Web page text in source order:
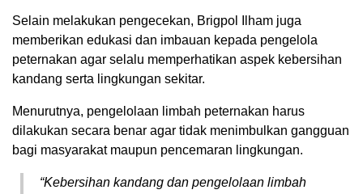
Selain melakukan pengecekan, Brigpol Ilham juga
memberikan edukasi dan imbauan kepada pengelola
peternakan agar selalu memperhatikan aspek kebersihan
kandang serta lingkungan sekitar.
Menurutnya, pengelolaan limbah peternakan harus
dilakukan secara benar agar tidak menimbulkan gangguan
bagi masyarakat maupun pencemaran lingkungan.
“Kebersihan kandang dan pengelolaan limbah